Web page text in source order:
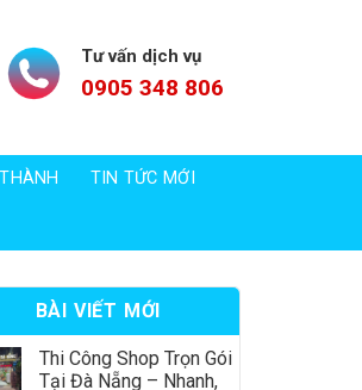
Tư vấn dịch vụ
0905 348 806
TIN TỨC MỚI
BÀI VIẾT MỚI
Thi Công Shop Trọn Gói
Tại Đà Nẵng – Nhanh,